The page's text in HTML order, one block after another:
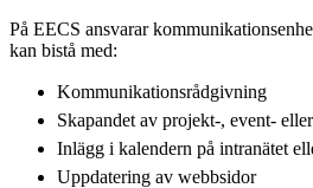
På EECS ansvarar
kan bistå med:
Kommunikationsrådgivning
Skapandet av projekt-, event-
Inlägg i kalendern på intranätet
Uppdatering av webbsidor